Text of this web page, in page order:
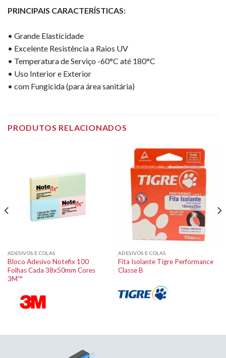
PRINCIPAIS CARACTERÍSTICAS:
• Grande Elasticidade
• Excelente Resistência a Raios UV
• Temperatura de Serviço -60°C até 180°C
• Uso Interior e Exterior
• com Fungicida (para área sanitária)
PRODUTOS RELACIONADOS
ADESIVOS E COLAS
Bloco Adesivo Notefix 100
Folhas Cada 38x50mm Cores
3M™
ADESIVOS E COLAS
Fita Isolante Tigre Performance
Classe B